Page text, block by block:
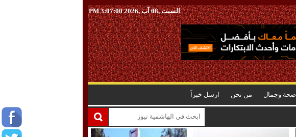
السبت ,08 آب ,2026 3:07:01 PM
صحة وجمال من نحن ارسل خبراً